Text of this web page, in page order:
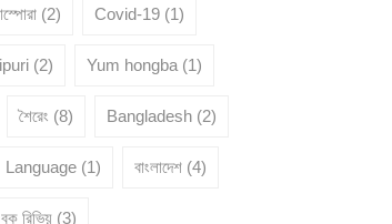
(2) Covid-19 (1)
(2) Yum hongba (1)
শৈরেং (8) Bangladesh (2)
Language (1) বাংলাদেশ (4)
বুক রিভিয়ু (3)